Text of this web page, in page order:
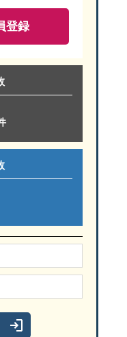
る
に合った売買相場を知るこ
辺りの情報も加味した価
売却相場を知ることができ
訪問査定の2つの方法が
すが、シミュレーター査
しくご紹介しています。
トをご紹介
ます。
携を取る”ことです。売却
は必ず相談しましょう）
」があります。購入希望
する」
契約の締結をします。 売
キャンセルしたりすること
ます。ステップごとに詳
びます。
る」
に予定を入れる際は要注
まで確認を行う可能性が
登録